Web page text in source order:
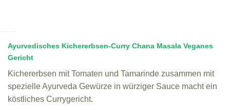
Ayurvedisches Kichererbsen-Curry Chana Masala Veganes
Gericht
Kichererbsen mit Tomaten und Tamarinde zusammen mit
spezielle Ayurveda Gewürze in würziger Sauce macht ein
köstliches Currygericht.